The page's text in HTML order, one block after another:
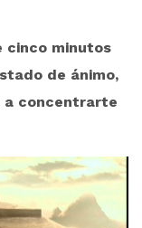
cinco minutos
de ánimo,
a concentrarte